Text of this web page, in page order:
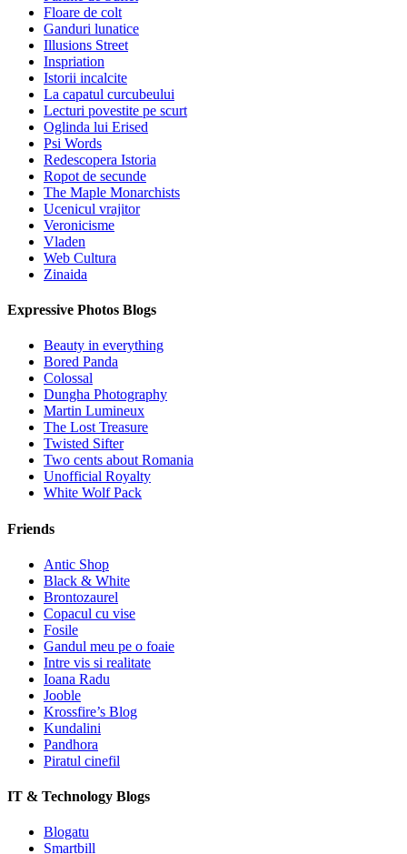
Floare de colt
Ganduri lunatice
Illusions Street
Inspriation
Istorii incalcite
La capatul curcubeului
Lecturi povestite pe scurt
Oglinda lui Erised
Psi Words
Redescopera Istoria
Ropot de secunde
The Maple Monarchists
Ucenicul vrajitor
Veronicisme
Vladen
Web Cultura
Zinaida
Expressive Photos Blogs
Beauty in everything
Bored Panda
Colossal
Dungha Photography
Martin Lumineux
The Lost Treasure
Twisted Sifter
Two cents about Romania
Unofficial Royalty
White Wolf Pack
Friends
Antic Shop
Black & White
Brontozaurel
Copacul cu vise
Fosile
Gandul meu pe o foaie
Intre vis si realitate
Ioana Radu
Jooble
Krossfire’s Blog
Kundalini
Pandhora
Piratul cinefil
IT & Technology Blogs
Blogatu
Smartbill